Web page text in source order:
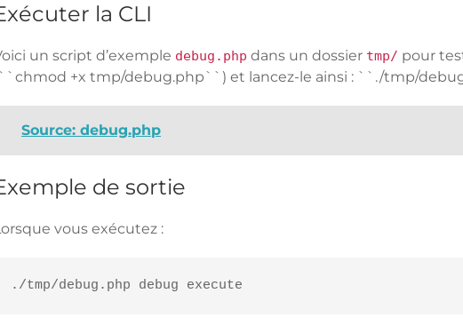
la CLI
un script d’exemple debug.php dans un dossier tmp/ pour
+x tmp/debug.php``) et lancez-le ainsi : ``./tmp/
Source: debug.php
de sortie
vous exécutez :
./tmp/debug.php debug execute